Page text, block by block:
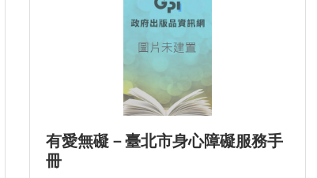
有愛無礙－臺北市身心障礙服務手
冊